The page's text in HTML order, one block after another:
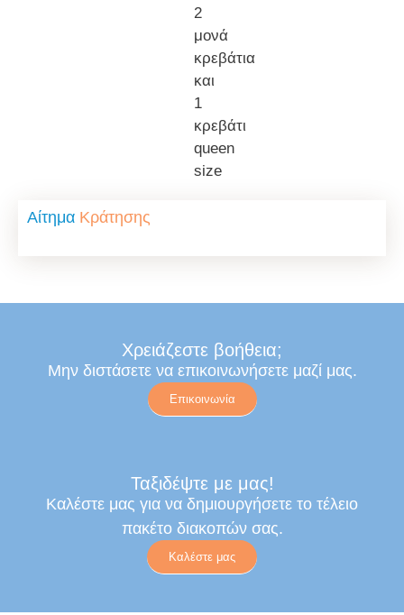
2
μονά
κρεβάτια
και
1
κρεβάτι
queen
size
Αίτημα Κράτησης
Χρειάζεστε βοήθεια;
Μην διστάσετε να επικοινωνήσετε μαζί μας.
Επικοινωνία
Ταξιδέψτε με μας!
Καλέστε μας για να δημιουργήσετε το τέλειο
πακέτο διακοπών σας.
Καλέστε μας